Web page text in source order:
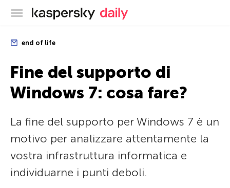
Blog ufficiale di Kaspersky
end of life
Fine del supporto di
Windows 7: cosa fare?
La fine del supporto per Windows 7 è un
motivo per analizzare attentamente la
vostra infrastruttura informatica e
individuarne i punti deboli.